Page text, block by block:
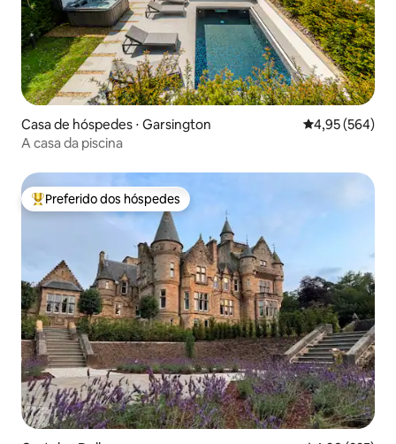
Casa de hóspedes ⋅ Garsington 4,95 de uma
4,95 (564)
A casa da piscina
Entre os melhores preferidos dos hóspedes
Preferido dos hóspedes